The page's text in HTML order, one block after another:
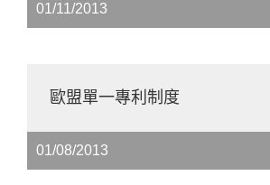
01/11/2013
歐盟單一專利制度
01/08/2013